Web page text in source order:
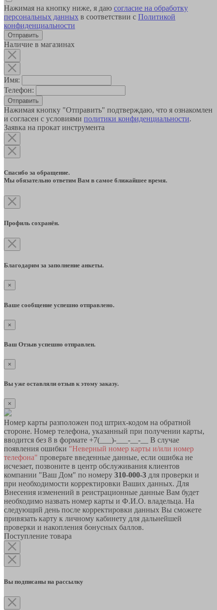
Нажимая на кнопку ниже, я даю согласие на обработку
персональных данных в соответствии с Политикой
конфиденциальности
Наличие в магазинах
Имя:
Телефон:
Отправить
Нажимая кнопку "Отправить" подтверждаю, что я ознакомлен
и согласен с условиями политики конфиденциальности.
Заявка на прокат инструмента
Спасибо за обращение.
Мы обязательно ответим Вам в самое ближайшее время.
Профиль сохранён.
Благодарим за заполнение анкеты.
×
Ваше сообщение успешно отправлено.
×
Ваш Отзыв успешно отправлен.
×
Вы уже оставляли отзыв к этому заказу.
×
Номер карты разположен под штрих-кодом на обратной
стороне. Номер телефона, указанный при получении карты,
вводится без 8 в формате +7(___)-___-__-__ В случае
появления ошибки "Неверный номер карты и/или номер
телефона" проверьте введенные данные, если ошибка не
исчезает, позвоните в центр обслуживания клиентов
компании "Ваш Дом" по номеру 310-000-3 для проверки и
при необходимости корректировки Ваших данных. Для
Внесения изменений в реистрационные данные Вам будет
необходимо назвать номер карты и Ф.И.О. владельца. На
следующий день после корректировки данных Вы сможете
привязать карту к личному кабинету для дальнейшей
проверки и накопления бонусных баллов.
Поступление товара
Вы подписаны на рассылку